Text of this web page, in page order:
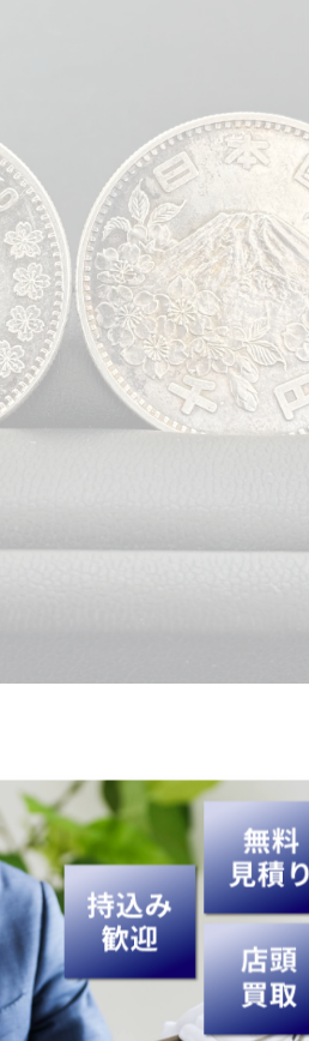
た。ありがとうございました😊
す💎👜⌚